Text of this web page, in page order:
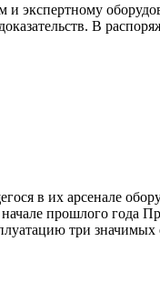
экспертному
В
в их арсенале
прошлого года
три